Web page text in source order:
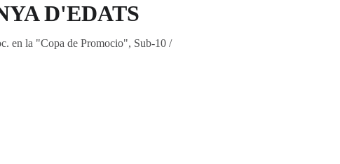
D'EDATS
en la "Copa de Promocio", Sub-10 /